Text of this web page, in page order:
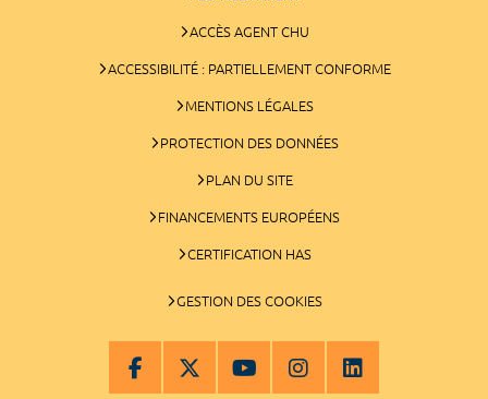
ACCÈS AGENT CHU
ACCESSIBILITÉ : PARTIELLEMENT CONFORME
MENTIONS LÉGALES
PROTECTION DES DONNÉES
PLAN DU SITE
FINANCEMENTS EUROPÉENS
CERTIFICATION HAS
GESTION DES COOKIES